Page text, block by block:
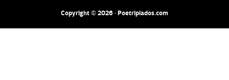
Copyright © 2026 · Poetripiados.com